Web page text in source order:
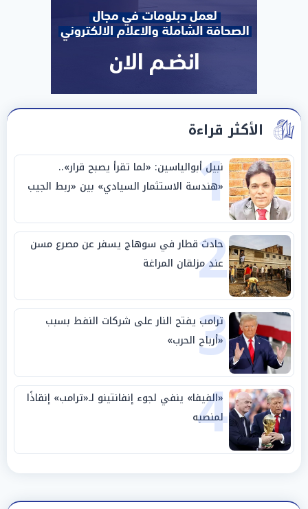
الأكثر قراءة
1
نبيل أبوالياسين: «لما تقرأ يصبح قرار»..
«هندسة الاستثمار السيادي» بين «ربط الجيب
بالوطن» و«سيادة الكلمة»
2
حادث قطار في سوهاج يسفر عن مصرع مسن
عند مزلقان المراغة
3
ترامب يفتح النار على شركات النفط بسبب
«أرباح الحرب»
4
«الفيفا» ينفي لجوء إنفانتينو لـ«ترامب» إنقاذًا
لمنصبه